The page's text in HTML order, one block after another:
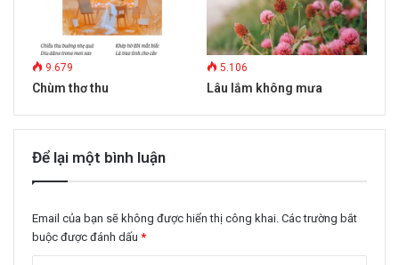
9.679
Chùm thơ thu
5.106
Lâu lắm không mưa
Để lại một bình luận
Email của bạn sẽ không được hiển thị công khai. Các trường bắt
buộc được đánh dấu *